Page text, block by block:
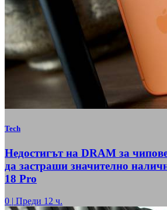
Tech
Недостигът на DRAM за
да застраши значително
18 Pro
0 | Преди 12 ч.